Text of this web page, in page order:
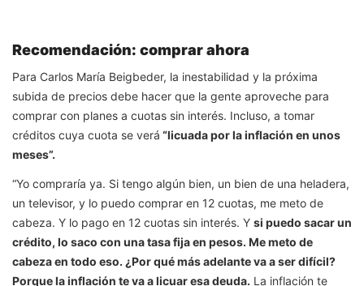
Recomendación: comprar ahora
Para Carlos María Beigbeder, la inestabilidad y la próxima
subida de precios debe hacer que la gente aproveche para
comprar con planes a cuotas sin interés. Incluso, a tomar
créditos cuya cuota se verá “licuada por la inflación en unos
meses”.
“Yo compraría ya. Si tengo algún bien, un bien de una heladera,
un televisor, y lo puedo comprar en 12 cuotas, me meto de
cabeza. Y lo pago en 12 cuotas sin interés. Y si puedo sacar un
crédito, lo saco con una tasa fija en pesos. Me meto de
cabeza en todo eso. ¿Por qué más adelante va a ser difícil?
Porque la inflación te va a licuar esa deuda. La inflación te